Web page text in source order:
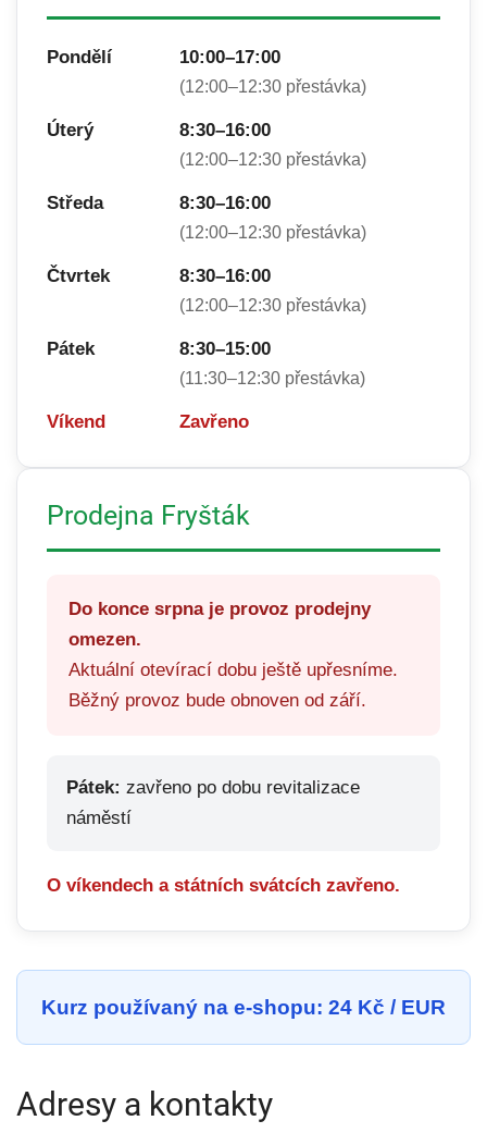
Pondělí 10:00–17:00
(12:00–12:30 přestávka)
Úterý 8:30–16:00
(12:00–12:30 přestávka)
Středa 8:30–16:00
(12:00–12:30 přestávka)
Čtvrtek 8:30–16:00
(12:00–12:30 přestávka)
Pátek 8:30–15:00
(11:30–12:30 přestávka)
Víkend Zavřeno
Prodejna Fryšták
Do konce srpna je provoz prodejny
omezen.
Aktuální otevírací dobu ještě upřesníme.
Běžný provoz bude obnoven od září.
Pátek: zavřeno po dobu revitalizace
náměstí
O víkendech a státních svátcích zavřeno.
Kurz používaný na e-shopu: 24 Kč / EUR
Adresy a kontakty